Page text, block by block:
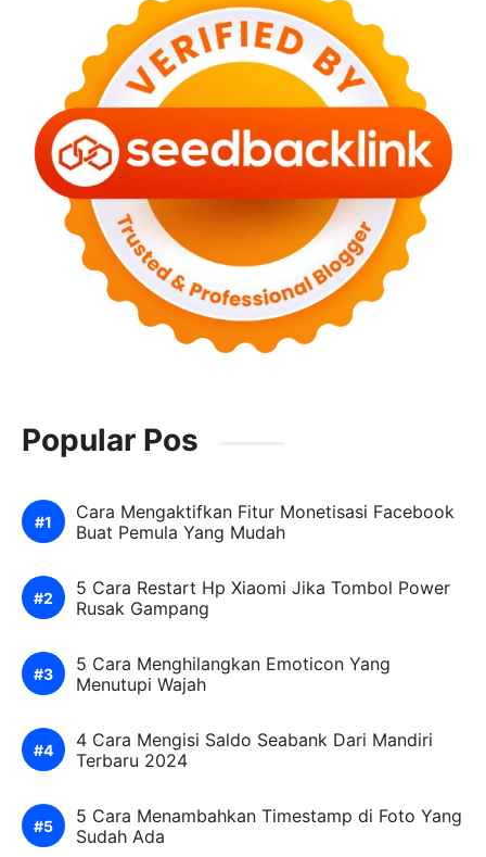
Popular Pos
Cara Mengaktifkan Fitur Monetisasi Facebook
Buat Pemula Yang Mudah
5 Cara Restart Hp Xiaomi Jika Tombol Power
Rusak Gampang
5 Cara Menghilangkan Emoticon Yang
Menutupi Wajah
4 Cara Mengisi Saldo Seabank Dari Mandiri
Terbaru 2024
5 Cara Menambahkan Timestamp di Foto Yang
Sudah Ada